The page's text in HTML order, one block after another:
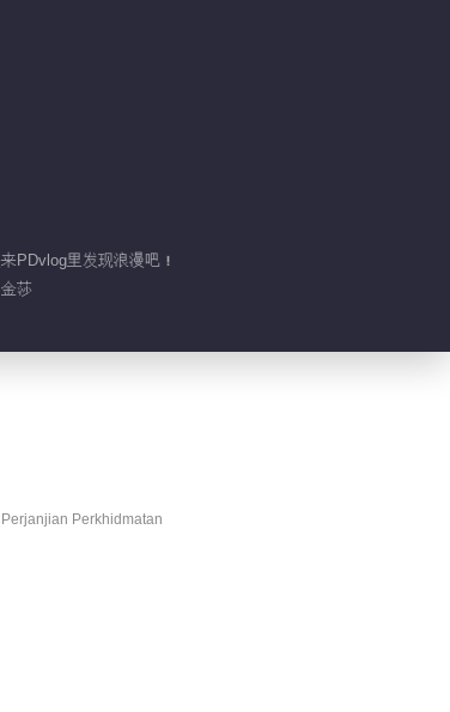
PDvlog里发现浪漫吧！
莎
Perjanjian Perkhidmatan